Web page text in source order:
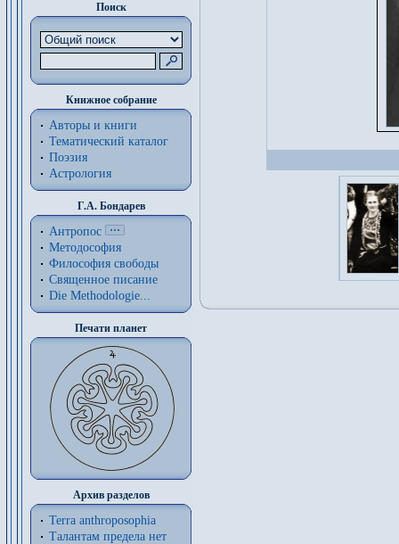
Поиск
Книжное собрание
Авторы и книги
Тематический каталог
Поэзия
Астрология
Г.А. Бондарев
Антропос
Методософия
Философия cвободы
Священное писание
Die Methodologie...
Печати планет
Архив разделов
Terra anthroposophia
Талантам предела нет